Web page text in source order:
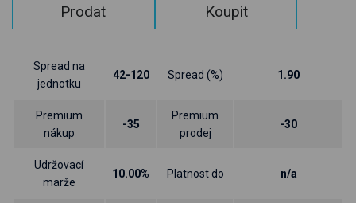
Prodat Koupit
Spread na
jednotku
42-120 Spread (%) 1.90
Premium
nákup
-35
Premium
prodej
-30
Udržovací
marže
10.00% Platnost do n/a